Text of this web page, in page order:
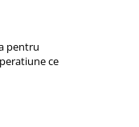
pentru
ce